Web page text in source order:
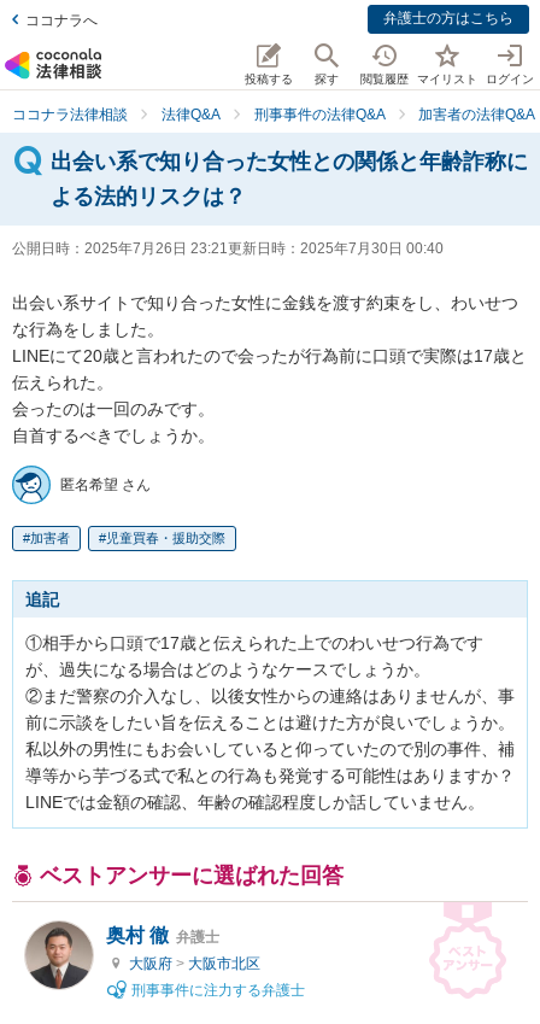
ココナラへ 弁護士の方はこちら
投稿する 探す 閲覧履歴 マイリスト ログイン
ココナラ法律相談 法律Q&A 刑事事件の法律Q&A 加害者の法律Q&A
出会い系で知り合った女性との関係と年齢詐称に
よる法的リスクは？
公開日時： 2025年7月26日 23:21更新日時： 2025年7月30日 00:40
出会い系サイトで知り合った女性に金銭を渡す約束をし、わいせつ
な行為をしました。
LINEにて20歳と言われたので会ったが行為前に口頭で実際は17歳と
伝えられた。
会ったのは一回のみです。
自首するべきでしょうか。
匿名希望 さん
加害者 児童買春・援助交際
追記
①相手から口頭で17歳と伝えられた上でのわいせつ行為です
が、過失になる場合はどのようなケースでしょうか。
②まだ警察の介入なし、以後女性からの連絡はありませんが、事
前に示談をしたい旨を伝えることは避けた方が良いでしょうか。
私以外の男性にもお会いしていると仰っていたので別の事件、補
導等から芋づる式で私との行為も発覚する可能性はありますか？
LINEでは金額の確認、年齢の確認程度しか話していません。
ベストアンサーに選ばれた回答
奥村 徹 弁護士
大阪府 > 大阪市北区
刑事事件に注力する弁護士